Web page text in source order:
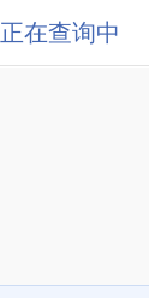
正在查询中